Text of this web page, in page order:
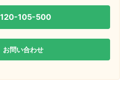
105-500
お問い合わせ